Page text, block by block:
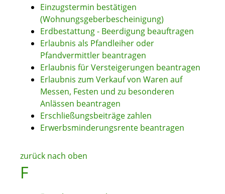
Einzugstermin bestätigen
(Wohnungsgeberbescheinigung)
Erdbestattung - Beerdigung beauftragen
Erlaubnis als Pfandleiher oder
Pfandvermittler beantragen
Erlaubnis für Versteigerungen beantragen
Erlaubnis zum Verkauf von Waren auf
Messen, Festen und zu besonderen
Anlässen beantragen
Erschließungsbeiträge zahlen
Erwerbsminderungsrente beantragen
zurück nach oben
F